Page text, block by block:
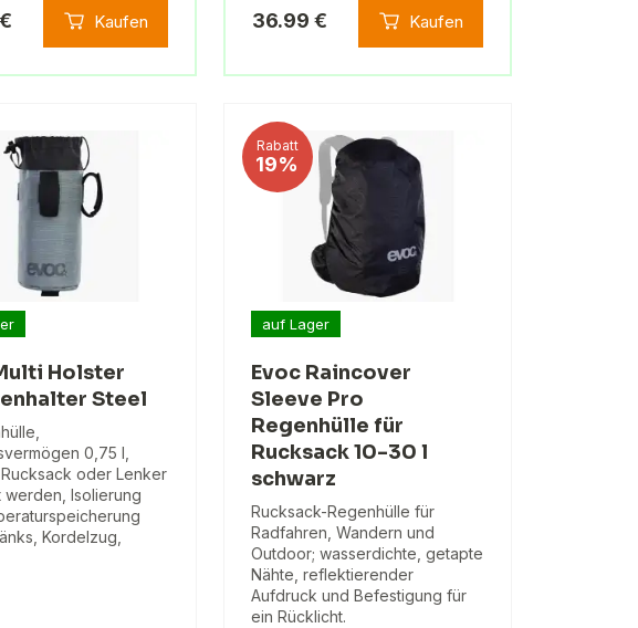
Kaufen 36.99 € Kaufen
Holster
Steel
0,75 l,
oder Lenker
Isolierung
Kordelzug,
Rabatt
19%
auf Lager
Evoc Raincover
Sleeve Pro
Regenhülle für
Rucksack 10-30 l
schwarz
Rucksack-Regenhülle für
Radfahren, Wandern und
Outdoor; wasserdichte, getapte
Nähte, reflektierender
Aufdruck und Befestigung für
ein Rücklicht.